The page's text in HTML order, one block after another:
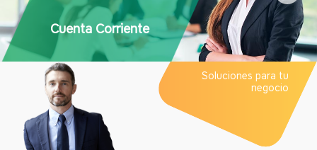
Cuenta Corriente
Soluciones para tu
negocio